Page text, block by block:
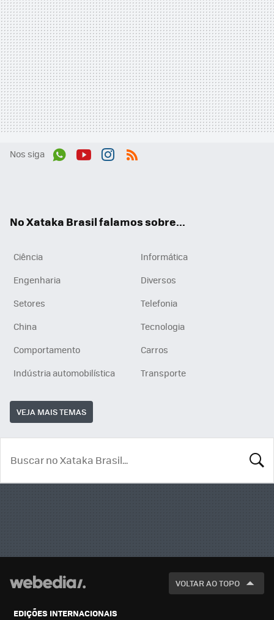
Nos siga
No Xataka Brasil falamos sobre...
Ciência
Informática
Engenharia
Diversos
Setores
Telefonia
China
Tecnologia
Comportamento
Carros
Indústria automobilística
Transporte
VEJA MAIS TEMAS
VOLTAR AO TOPO
EDIÇÕES INTERNACIONAIS